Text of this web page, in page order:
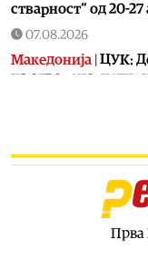
стварност“ од 20-27
07.08.2026
Македонија | ЦУК:
на отворено,
Фестивал во Битола
Охрид ќе
посветени наПрва